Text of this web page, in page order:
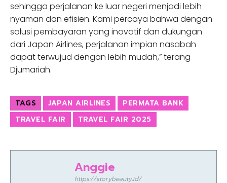
sehingga perjalanan ke luar negeri menjadi lebih
nyaman dan efisien. Kami percaya bahwa dengan
solusi pembayaran yang inovatif dan dukungan
dari Japan Airlines, perjalanan impian nasabah
dapat terwujud dengan lebih mudah,” terang
Djumariah.
TAGS JAPAN AIRLINES
PERMATA BANK
TRAVEL FAIR
TRAVEL FAIR 2025
Anggie
https://storybeauty.id/